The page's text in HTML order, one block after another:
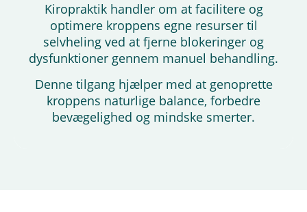
Kiropraktik handler om at facilitere og
optimere kroppens egne resurser til
selvheling ved at fjerne blokeringer og
dysfunktioner gennem manuel behandling.
Denne tilgang hjælper med at genoprette
kroppens naturlige balance, forbedre
bevægelighed og mindske smerter.